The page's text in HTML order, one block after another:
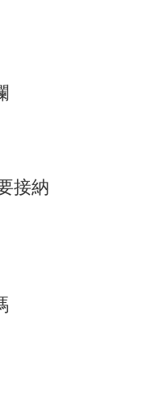
接納